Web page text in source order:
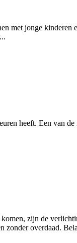
met jonge kinderen
heeft. Een van de
zijn de
zonder overdaad.